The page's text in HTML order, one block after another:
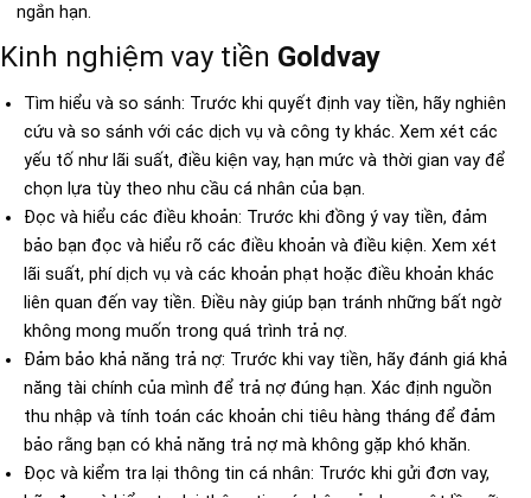
ngắn hạn.
Kinh nghiệm vay tiền Goldvay
Tìm hiểu và so sánh: Trước khi quyết định vay tiền, hãy nghiên
cứu và so sánh với các dịch vụ và công ty khác. Xem xét các
yếu tố như lãi suất, điều kiện vay, hạn mức và thời gian vay để
chọn lựa tùy theo nhu cầu cá nhân của bạn.
Đọc và hiểu các điều khoản: Trước khi đồng ý vay tiền, đảm
bảo bạn đọc và hiểu rõ các điều khoản và điều kiện. Xem xét
lãi suất, phí dịch vụ và các khoản phạt hoặc điều khoản khác
liên quan đến vay tiền. Điều này giúp bạn tránh những bất ngờ
không mong muốn trong quá trình trả nợ.
Đảm bảo khả năng trả nợ: Trước khi vay tiền, hãy đánh giá khả
năng tài chính của mình để trả nợ đúng hạn. Xác định nguồn
thu nhập và tính toán các khoản chi tiêu hàng tháng để đảm
bảo rằng bạn có khả năng trả nợ mà không gặp khó khăn.
Đọc và kiểm tra lại thông tin cá nhân: Trước khi gửi đơn vay,